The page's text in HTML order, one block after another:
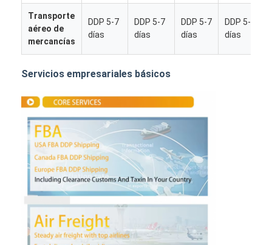
Inicio
Sobre nosotros
Visita a la fábrica
Control de Calidad
Contacto
Ahora Charle
Transporte
aéreo de
mercancías
DDP 5-7
días
DDP 5-7
días
DDP 5-7
días
DDP 5-7
días
Servicios empresariales básicos